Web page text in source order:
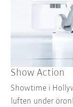
Show Action
Showtime i
luften under